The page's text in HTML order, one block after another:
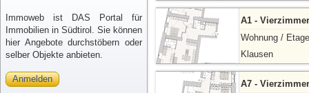
Immoweb ist DAS Portal für
Immobilien in Südtirol. Sie können
hier Angebote durchstöbern oder
selber Objekte anbieten.
Anmelden
A1 -
Wohnung / Etage
Klausen
A7 -